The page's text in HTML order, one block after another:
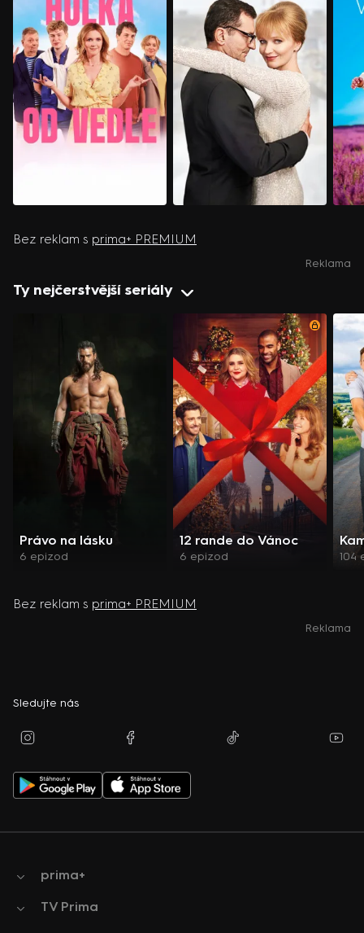
Bez reklam s prima+ PREMIUM
Reklama
Ty nejčerstvější seriály
Právo na lásku
6 epizod
12 rande do Vánoc
6 epizod 104
Bez reklam s prima+ PREMIUM
Reklama
Sledujte nás
prima+
TV Prima